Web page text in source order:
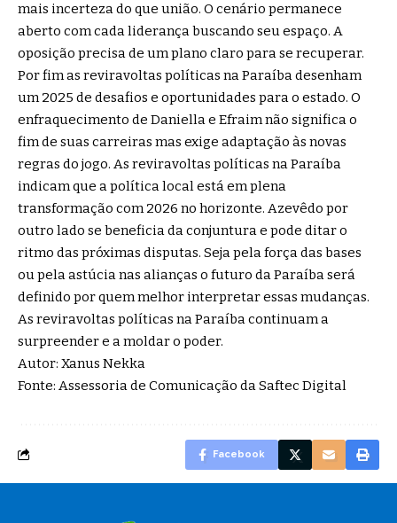
mais incerteza do que união. O cenário permanece
aberto com cada liderança buscando seu espaço. A
oposição precisa de um plano claro para se recuperar.
Por fim as reviravoltas políticas na Paraíba desenham
um 2025 de desafios e oportunidades para o estado. O
enfraquecimento de Daniella e Efraim não significa o
fim de suas carreiras mas exige adaptação às novas
regras do jogo. As reviravoltas políticas na Paraíba
indicam que a política local está em plena
transformação com 2026 no horizonte. Azevêdo por
outro lado se beneficia da conjuntura e pode ditar o
ritmo das próximas disputas. Seja pela força das bases
ou pela astúcia nas alianças o futuro da Paraíba será
definido por quem melhor interpretar essas mudanças.
As reviravoltas políticas na Paraíba continuam a
surpreender e a moldar o poder.
Autor: Xanus Nekka
Fonte: Assessoria de Comunicação da Saftec Digital
Facebook